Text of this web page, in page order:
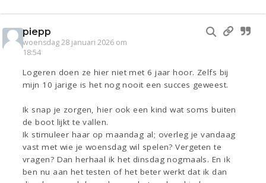
piepp
woensdag 28 januari 2026 om
18:54
Logeren doen ze hier niet met 6 jaar hoor. Zelfs bij
mijn 10 jarige is het nog nooit een succes geweest.
Ik snap je zorgen, hier ook een kind wat soms buiten
de boot lijkt te vallen.
Ik stimuleer haar op maandag al; overleg je vandaag
vast met wie je woensdag wil spelen? Vergeten te
vragen? Dan herhaal ik het dinsdag nogmaals. En ik
ben nu aan het testen of het beter werkt dat ik dan